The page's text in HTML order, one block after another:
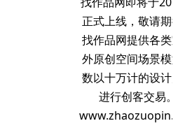
正式上线，敬请期
找作品网提供各类
外原创空间场景模
数以十万计的设计
进行创客交易。